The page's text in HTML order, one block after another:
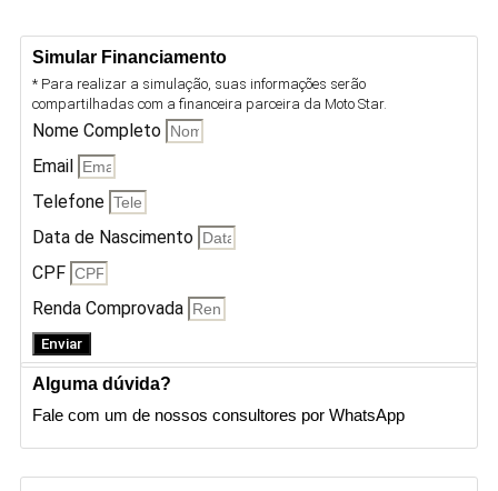
Simular Financiamento
* Para realizar a simulação, suas informações serão
compartilhadas com a financeira parceira da Moto Star.
Nome Completo
Email
Telefone
Data de Nascimento
CPF
Renda Comprovada
Enviar
Alguma dúvida?
Fale com um de nossos consultores por WhatsApp